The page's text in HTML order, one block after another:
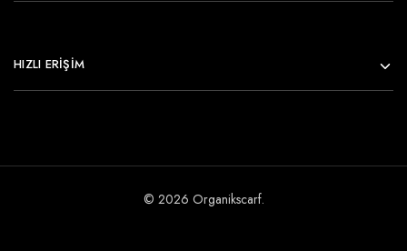
HIZLI ERİŞİM
© 2026 Organikscarf.